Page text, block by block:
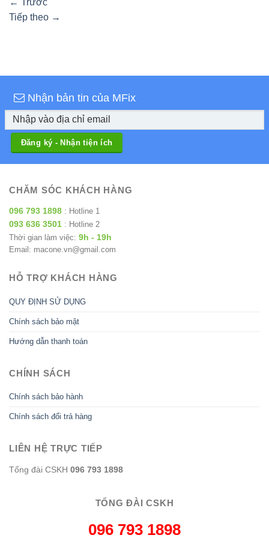
Tiếp theo →
Nhận bản tin của MFix
CHĂM SÓC KHÁCH HÀNG
096 793 1898 : Hotline 1
093 636 3501 : Hotline 2
Thời gian làm việc: 9h - 19h
Email: macone.vn@gmail.com
HỖ TRỢ KHÁCH HÀNG
QUY ĐỊNH SỬ DỤNG
Chính sách bảo mật
Hướng dẫn thanh toán
CHÍNH SÁCH
Chính sách bảo hành
Chính sách đổi trả hàng
LIÊN HỆ TRỰC TIẾP
Tổng đài CSKH 096 793 1898
TỔNG ĐÀI CSKH
096 793 1898